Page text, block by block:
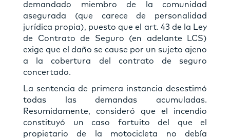
demandado miembro de la comunidad
asegurada (que carece de personalidad
jurídica propia), puesto que el art. 43 de la Ley
de Contrato de Seguro (en adelante LCS)
exige que el daño se cause por un sujeto ajeno
a la cobertura del contrato de seguro
concertado.
La sentencia de primera instancia desestimó
todas las demandas acumuladas.
Resumidamente, consideró que el incendio
constituyó un caso fortuito del que el
propietario de la motocicleta no debía